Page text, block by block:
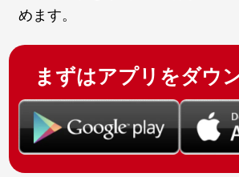
めます。
まずはアプリをダウ